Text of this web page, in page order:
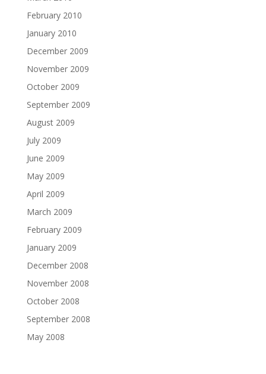
February 2010
January 2010
December 2009
November 2009
October 2009
September 2009
August 2009
July 2009
June 2009
May 2009
April 2009
March 2009
February 2009
January 2009
December 2008
November 2008
October 2008
September 2008
May 2008